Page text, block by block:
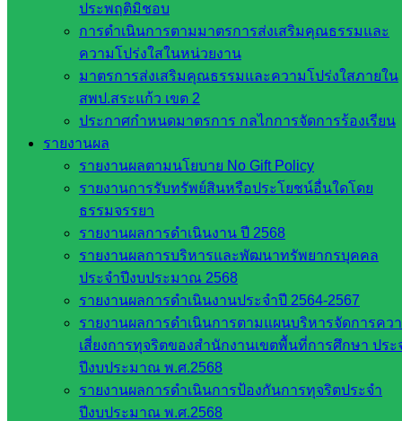
ประพฤติมิชอบ
การดำเนินการตามมาตรการส่งเสริมคุณธรรมและ
ความโปร่งใสในหน่วยงาน
มาตรการส่งเสริมคุณธรรมและความโปร่งใสภายใน
สพป.สระแก้ว เขต 2
ประกาศกำหนดมาตรการ กลไกการจัดการร้องเรียน
รายงานผล
รายงานผลตามนโยบาย No Gift Policy
รายงานการรับทรัพย์สินหรือประโยชน์อื่นใดโดย
ธรรมจรรยา
รายงานผลการดำเนินงาน ปี 2568
รายงานผลการบริหารและพัฒนาทรัพยากรบุคคล
ประจำปีงบประมาณ 2568
รายงานผลการดำเนินงานประจำปี 2564-2567
รายงานผลการดำเนินการตามแผนบริหารจัดการคว
เสี่ยงการทุจริตของสำนักงานเขตพื้นที่การศึกษา ประ
ปีงบประมาณ พ.ศ.2568
รายงานผลการดำเนินการป้องกันการทุจริตประจำ
ปีงบประมาณ พ.ศ.2568
สพฐ.
เว็บไซต์
สพป. ใน
สพฐ.
กรมบัญชี
กลาง
สำนักงาน
ส.ก.ส.ค
หน่วยงาน
ในจังหวัด
สระแก้ว
จังหวัด
สระแก้ว
องค์การ